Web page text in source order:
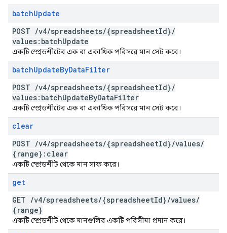
batchUpdate
POST /v4/spreadsheets/{spreadsheetId}/
values:batchUpdate
একটি স্প্রেডশীটের এক বা একাধিক পরিসরে মান সেট করে।
batchUpdateByDataFilter
POST /v4/spreadsheets/{spreadsheetId}/
values:batchUpdateByDataFilter
একটি স্প্রেডশীটের এক বা একাধিক পরিসরে মান সেট করে।
clear
POST /v4/spreadsheets/{spreadsheetId}/values/
{range}:clear
একটি স্প্রেডশীট থেকে মান সাফ করে।
get
GET /v4/spreadsheets/{spreadsheetId}/values/
{range}
একটি স্প্রেডশীট থেকে মানগুলির একটি পরিসীমা প্রদান করে।